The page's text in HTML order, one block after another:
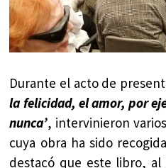
Durante el acto de
la felicidad, el amor, por
nunca’, intervinieron
cuya obra ha sido
destacó que este libro,